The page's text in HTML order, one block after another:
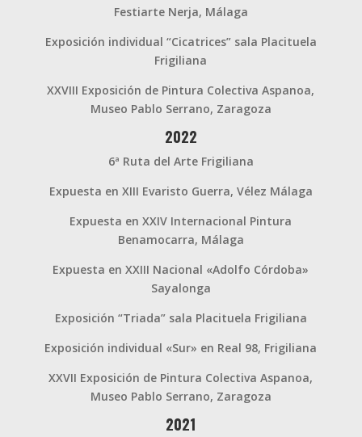
Festiarte Nerja, Málaga
Exposición individual “Cicatrices” sala Placituela
Frigiliana
XXVIII Exposición de Pintura Colectiva Aspanoa,
Museo Pablo Serrano, Zaragoza
2022
6ª Ruta del Arte Frigiliana
Expuesta en XIII Evaristo Guerra, Vélez Málaga
Expuesta en XXIV Internacional Pintura
Benamocarra, Málaga
Expuesta en XXIII Nacional «Adolfo Córdoba»
Sayalonga
Exposición “Triada” sala Placituela Frigiliana
Exposición individual «Sur» en Real 98, Frigiliana
XXVII Exposición de Pintura Colectiva Aspanoa,
Museo Pablo Serrano, Zaragoza
2021